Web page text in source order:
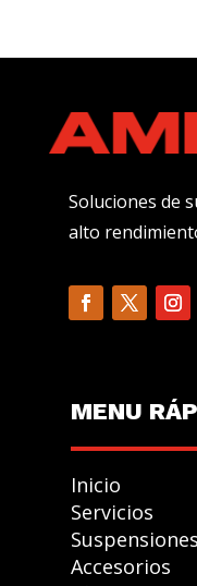
Soluciones de
alto
MENU RÁ
Inicio
Servicios
Suspensiones
Accesorios